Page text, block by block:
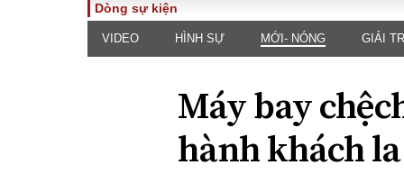
TOÀN CẢNH
Chính sách
Đối thoại
PHÁP
luật
Góc
Hồ sơ
Dòng sự kiện
VIDEO HÌNH SỰ MỚI- NÓNG GIẢI TRÍ
Máy bay
hành khách